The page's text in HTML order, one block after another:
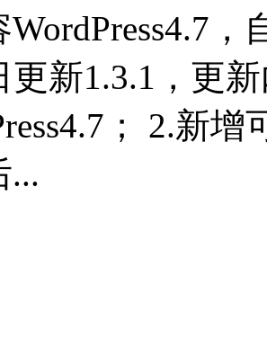
更新1.3.1，更
； 2.新
...